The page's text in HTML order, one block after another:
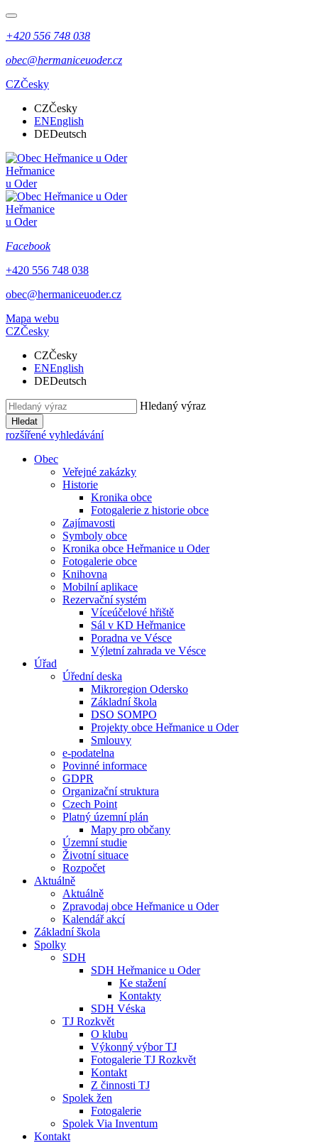
+420 556 748 038
obec@hermaniceuoder.cz
CZČesky
CZČesky
ENEnglish
DEDeutsch
Heřmanice
u Oder
Heřmanice
u Oder
Facebook
+420 556 748 038
obec@hermaniceuoder.cz
Mapa webu
CZČesky
CZČesky
ENEnglish
DEDeutsch
Hledaný výraz
Hledat
rozšířené vyhledávání
Obec
Veřejné zakázky
Historie
Kronika obce
Fotogalerie z historie obce
Zajímavosti
Symboly obce
Kronika obce Heřmanice u Oder
Fotogalerie obce
Knihovna
Mobilní aplikace
Rezervační systém
Víceúčelové hřiště
Sál v KD Heřmanice
Poradna ve Vésce
Výletní zahrada ve Vésce
Úřad
Úřední deska
Mikroregion Odersko
Základní škola
DSO SOMPO
Projekty obce Heřmanice u Oder
Smlouvy
e-podatelna
Povinné informace
GDPR
Organizační struktura
Czech Point
Platný územní plán
Mapy pro občany
Územní studie
Životní situace
Rozpočet
Aktuálně
Aktuálně
Zpravodaj obce Heřmanice u Oder
Kalendář akcí
Základní škola
Spolky
SDH
SDH Heřmanice u Oder
Ke stažení
Kontakty
SDH Véska
TJ Rozkvět
O klubu
Výkonný výbor TJ
Fotogalerie TJ Rozkvět
Kontakt
Z činnosti TJ
Spolek žen
Fotogalerie
Spolek Via Inventum
Kontakt